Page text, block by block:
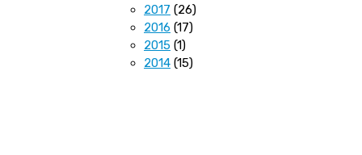
produtos
2017 2626
produtos
2016 1717
2015 11
produto
2014 1515